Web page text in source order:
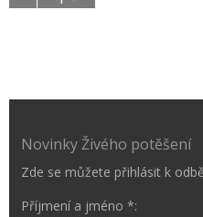
Novinky Živého potěšení
Zde se můžete přihlásit k
Příjmení a jméno *: